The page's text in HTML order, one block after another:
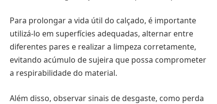
Para prolongar a vida útil do calçado, é importante
utilizá-lo em superfícies adequadas, alternar entre
diferentes pares e realizar a limpeza corretamente,
evitando acúmulo de sujeira que possa comprometer
a respirabilidade do material.
Além disso, observar sinais de desgaste, como perda